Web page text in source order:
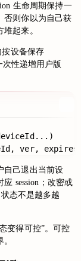
生命周期保持一
否则你以为自己获
起来。
设备保存
次性递增用户版
自己退出当前设
session；改密或
态不是越多越
变得可控”。可控